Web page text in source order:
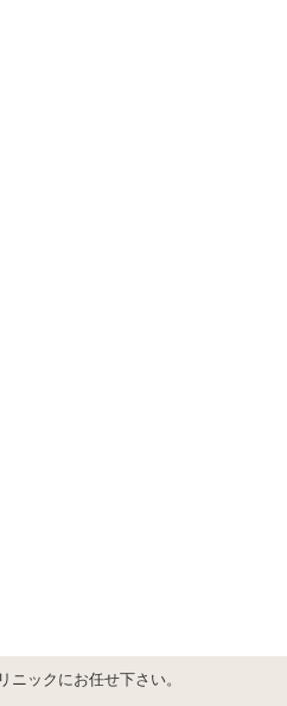
ックにお任せ下さい。